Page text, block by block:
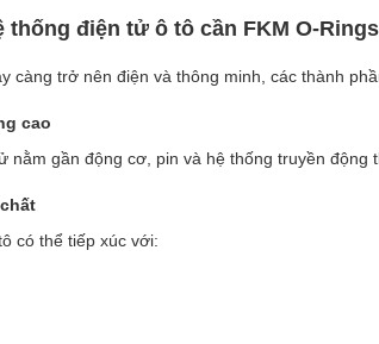
thống điện tử ô tô cần FKM O-
càng trở nên điện và thông minh, các thành
cao
nằm gần động cơ, pin và hệ thống truyền
có thể tiếp xúc với: